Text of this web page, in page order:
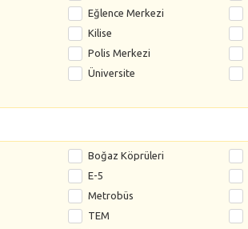
Eğlence Merkezi
Kilise
Polis Merkezi
Üniversite
Boğaz Köprüleri
E-5
Metrobüs
TEM